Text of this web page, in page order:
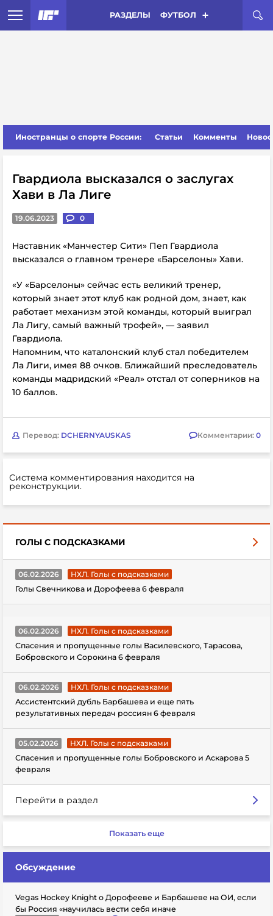
РАЗДЕЛЫ ФУТБОЛ
Иностранцы о спорте России: Статьи Комменты
Гвардиола высказался о заслугах
Хави в Ла Лиге
19.06.2023 0
Наставник «Манчестер Сити» Пеп Гвардиола
высказался о главном тренере «Барселоны» Хави.
«У «Барселоны» сейчас есть великий тренер,
который знает этот клуб как родной дом, знает, как
работает механизм этой команды, который выиграл
Ла Лигу, самый важный трофей», — заявил
Гвардиола.
Напомним, что каталонский клуб стал победителем
Ла Лиги, имея 88 очков. Ближайший преследователь
команды мадридский «Реал» отстал от соперников на
10 баллов.
Перевод: DCHERNYAUSKAS Комментарии: 0
Система комментирования находится на
реконструкции.
ГОЛЫ С ПОДСКАЗКАМИ
06.02.2026
НХЛ. Голы с подсказками
Голы Свечникова и Дорофеева 6 февраля
06.02.2026
НХЛ. Голы с подсказками
Спасения и пропущенные голы Василевского, Тарасова,
Бобровского и Сорокина 6 февраля
06.02.2026
НХЛ. Голы с подсказками
Ассистентский дубль Барбашева и еще пять
результативных передач россиян 6 февраля
05.02.2026
НХЛ. Голы с подсказками
Спасения и пропущенные голы Бобровского и Аскарова 5
февраля
Перейти в раздел
Показать еще
Обсуждение
Vegas Hockey Knight о Дорофееве и Барбашеве на ОИ, если
бы Россия «научилась вести себя иначе